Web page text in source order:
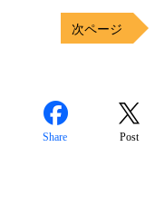
Share Post